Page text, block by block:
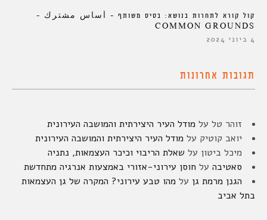
קול קורא לתחרות בנושא: בסיס משותף – أساس مشترك –
COMMON GROUNDS
4 ביוני 2024
תגובות אחרונות
זוהר טל על מודל העיר היצירתית והמושבה העירונית
יואב קוטיק על מודל העיר היצירתית והמושבה העירונית
מיכל ביטון על שאלת הריבוי וכיכר העצמאות, נתניה
סאטיבה על חוסן עירוני-אזורי באמצעות אנרגיה מתחדשת
הגנן מרמת גן על מהו טבע עירוני? המקרה של גן העצמאות
בתל אביב